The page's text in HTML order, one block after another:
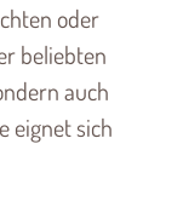
oder
beliebten
auch
eignet sich